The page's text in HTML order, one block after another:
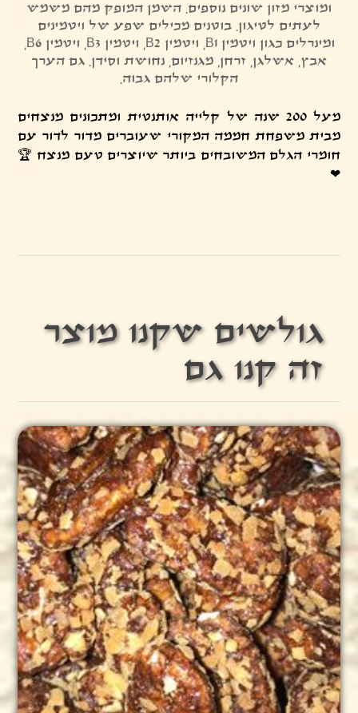
ומוצרי מזון שונים נוספים. השמן המופק מהם משמש
לעתים לטיגון. בוטנים מכילים שפע של ויטמינים
ומינרלים כגון ויטמין B1, ויטמין B2, ויטמין B3, ויטמין B6,
אבץ, אשלגן, זרחן, מגנזיום, נחושת וסידן. גם הערך
הקלורי שלהם גבוה.
מעל 200 שנה של קלייה אותנטית ומתכונים מנצחים
מבית משפחת חממה המקורי שעוברים מדור לדור עם
חומרי הגלם המשובחים ביותר שיוצרים טעם מנצח 🏆
❤
גולשים שקנו מוצר
זה קנו גם